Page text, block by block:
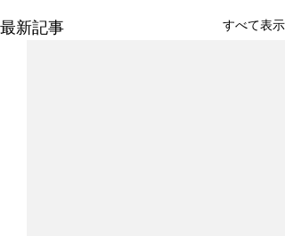
最新記事 すべて表示